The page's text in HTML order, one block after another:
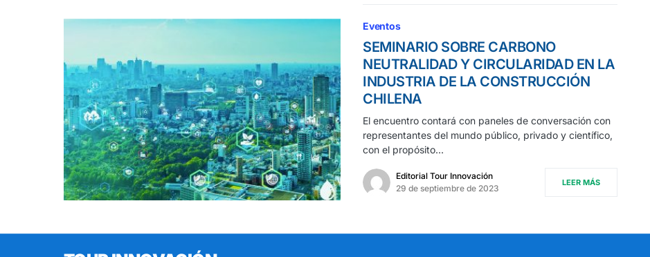
Eventos
SEMINARIO SOBRE CARBONO
NEUTRALIDAD Y CIRCULARIDAD EN LA
INDUSTRIA DE LA CONSTRUCCIÓN
CHILENA
El encuentro contará con paneles de conversación con
representantes del mundo público, privado y científico,
con el propósito…
Editorial Tour Innovación
29 de septiembre de 2023
LEER MÁS